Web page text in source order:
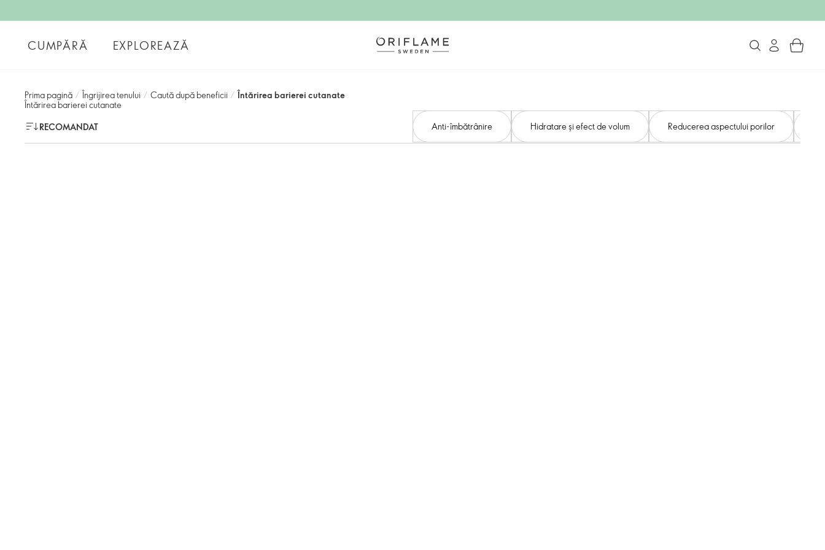
CUMPĂRĂ EXPLOREAZĂ
Prima pagină / Îngrijirea tenului / Caută după beneficii / Întărirea barierei cutanate
Întărirea barierei cutanate
RECOMANDAT
Anti-îmbătrânire Hidratare și efect de volum Reducerea aspectului porilor